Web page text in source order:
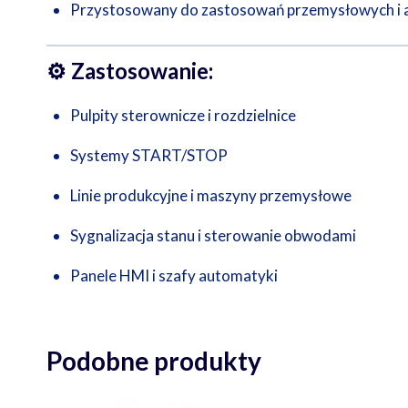
Przystosowany do zastosowań przemysłowych
⚙️ Zastosowanie:
Pulpity sterownicze i rozdzielnice
Systemy START/STOP
Linie produkcyjne i maszyny przemysłowe
Sygnalizacja stanu i sterowanie obwodami
Panele HMI i szafy automatyki
Podobne produkty